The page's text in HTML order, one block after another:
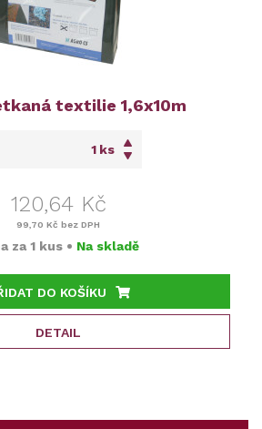
textilie 1,6x10m
ks
120,64 Kč
99,70 Kč bez DPH
za 1 kus • Na skladě
DO KOŠÍKU
DETAIL